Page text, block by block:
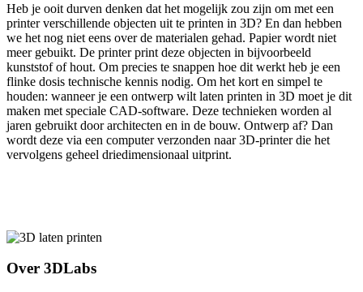
Heb je ooit durven denken dat het mogelijk zou zijn om met een
printer verschillende objecten uit te printen in 3D? En dan hebben
we het nog niet eens over de materialen gehad. Papier wordt niet
meer gebuikt. De printer print deze objecten in bijvoorbeeld
kunststof of hout. Om precies te snappen hoe dit werkt heb je een
flinke dosis technische kennis nodig. Om het kort en simpel te
houden: wanneer je een ontwerp wilt laten printen in 3D moet je dit
maken met speciale CAD-software. Deze technieken worden al
jaren gebruikt door architecten en in de bouw. Ontwerp af? Dan
wordt deze via een computer verzonden naar 3D-printer die het
vervolgens geheel driedimensionaal uitprint.
Over 3DLabs